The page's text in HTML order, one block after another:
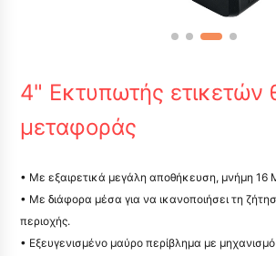
4" Εκτυπωτής ετικετών
μεταφοράς
• Με εξαιρετικά μεγάλη αποθήκευση, μνήμη
• Με διάφορα μέσα για να ικανοποιήσει τη
περιοχής.
• Εξευγενισμένο μαύρο περίβλημα με